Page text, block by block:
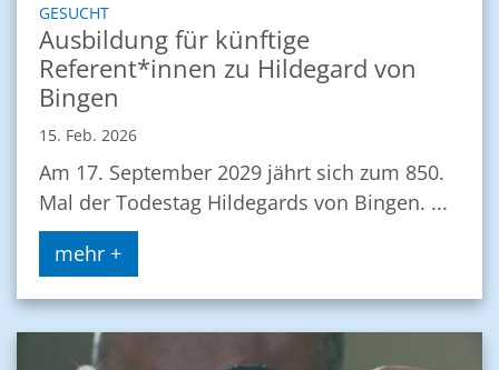
GESUCHT:
Ausbildung für künftige
Referent*innen zu Hildegard von
Bingen
15. Feb. 2026
Am 17. September 2029 jährt sich zum 850.
Mal der Todestag Hildegards von Bingen. ...
mehr +